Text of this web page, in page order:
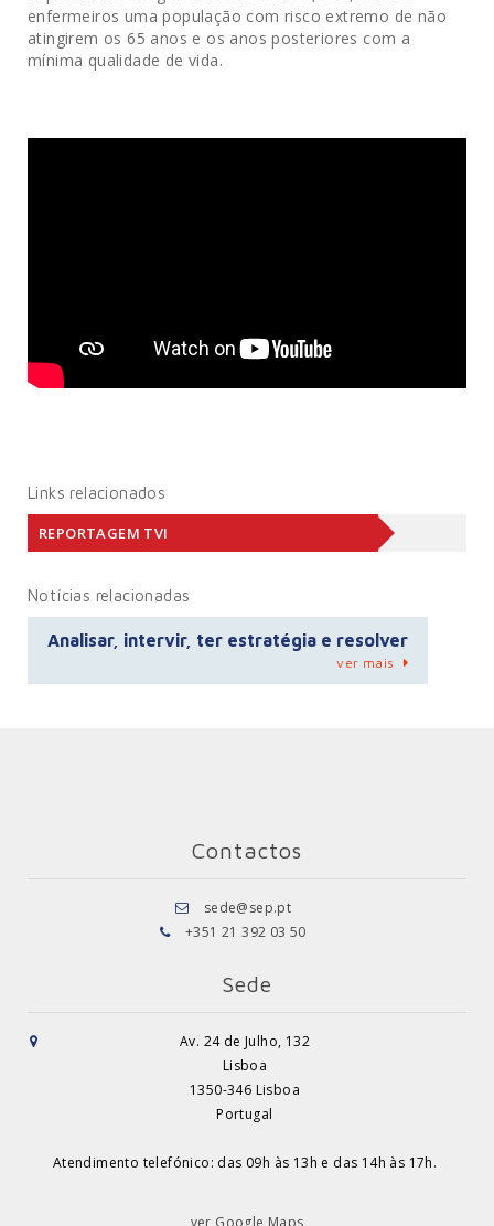
enfermeiros uma população com risco extremo de não
atingirem os 65 anos e os anos posteriores com a
mínima qualidade de vida.
Links relacionados
REPORTAGEM TVI
Notícias relacionadas
Analisar, intervir, ter estratégia e resolver
ver mais
Contactos
sede@sep.pt
+351 21 392 03 50
Sede
Av. 24 de Julho, 132
Lisboa
1350-346 Lisboa
Portugal
Atendimento telefónico: das 09h às 13h e das 14h às 17h.
ver Google Maps